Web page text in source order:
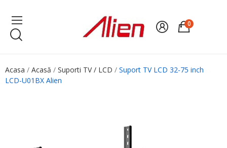
0
Acasa Acasă Suporti TV / LCD
Suport TV LCD 32-75 inch
LCD-U01BX Alien